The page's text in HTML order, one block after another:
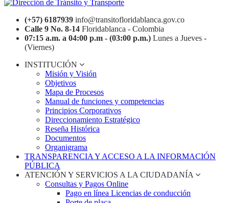
(+57) 6187939 info@transitofloridablanca.gov.co
Calle 9 No. 8-14 Floridablanca - Colombia
07:15 a.m. a 04:00 p.m - (03:00 p.m.) Lunes a Jueves -
(Viernes)
INSTITUCIÓN
Misión y Visión
Objetivos
Mapa de Procesos
Manual de funciones y competencias
Principios Corporativos
Direccionamiento Estratégico
Reseña Histórica
Documentos
Organigrama
TRANSPARENCIA Y ACCESO A LA INFORMACIÓN
PÚBLICA
ATENCIÓN Y SERVICIOS A LA CIUDADANÍA
Consultas y Pagos Online
Pago en línea Licencias de conducción